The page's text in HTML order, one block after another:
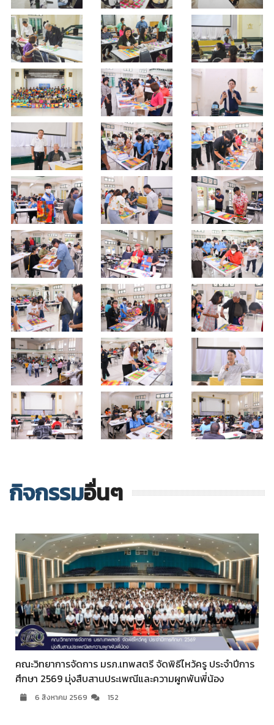
กิจกรรมอื่นๆ
คณะวิทยาการจัดการ มรภ.เทพสตรี จัดพิธีไหว้ครู ประจำปีการ
ศึกษา 2569 มุ่งสืบสานประเพณีและความผูกพันพี่น้อง
6 สิงหาคม 2569 152